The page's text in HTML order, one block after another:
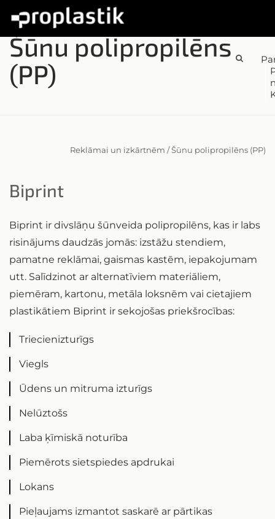
Šūnu polipropilēns
(PP)
Reklāmai un izkārtnēm /Šūnu polipropilēns (PP)
Biprint
Biprint ir divslāņu šūnveida polipropilēns, kas ir labs
risinājums daudzās jomās: izstāžu stendiem,
pamatne reklāmai, gaismas kastēm, iepakojumam
utt. Salīdzinot ar alternatīviem materiāliem,
piemēram, kartonu, metāla loksnēm vai cietajiem
plastikātiem Biprint ir sekojošas priekšrocības:
Triecienizturīgs
Viegls
Ūdens un mitruma izturīgs
Nelūztošs
Laba ķīmiskā noturība
Piemērots sietspiedes apdrukai
Lokans
Pieļaujams izmantot saskarē ar pārtikas